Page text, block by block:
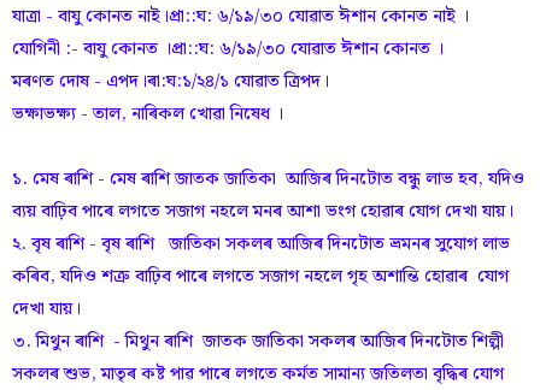
যাত্ৰা - বাযু কোনত নাই।প্ৰা::ঘ: ৬/১৯/৩০ যোৱাত ঈশান কোনত নাই ।
যোগিনী :- বাযু কোনত ।প্ৰা::ঘ: ৬/১৯/৩০ যোৱাত ঈশান কোনত ।
মৰণত দোষ - এপদ।ৰা:ঘ:১/২৪/১ যোৱাত ত্ৰিপদ।
ভক্ষাভক্ষ্য - তাল, নাৰিকল খোৱা নিষেধ ।
১. মেষ ৰাশি - মেষ ৰাশি জাতক জাতিকা আজিৰ দিনটোত বন্ধু লাভ হব, যদিও
ব্যয় বাঢ়িব পাৰে লগতে সজাগ নহলে মনৰ আশা ভংগ হোৱাৰ যোগ দেখা যায়।
২. বৃষ ৰাশি - বৃষ ৰাশি জাতিকা সকলৰ আজিৰ দিনটোত ভ্ৰমনৰ সুযোগ লাভ
কৰিব, যদিও শত্ৰু বাঢ়িব পাৰে লগতে সজাগ নহলে গৃহ অশান্তি হোৱাৰ যোগ
দেখা যায়।
৩. মিথুন ৰাশি - মিথুন ৰাশি জাতক জাতিকা সকলৰ আজিৰ দিনটোত শিল্পী
সকলৰ শুভ, মাতৃৰ কষ্ট পাৱ পাৰে লগতে কৰ্মত সামান্য জতিলতা বৃদ্ধিৰ যোগ